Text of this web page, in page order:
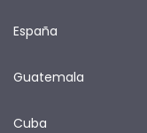
España
Guatemala
Cuba